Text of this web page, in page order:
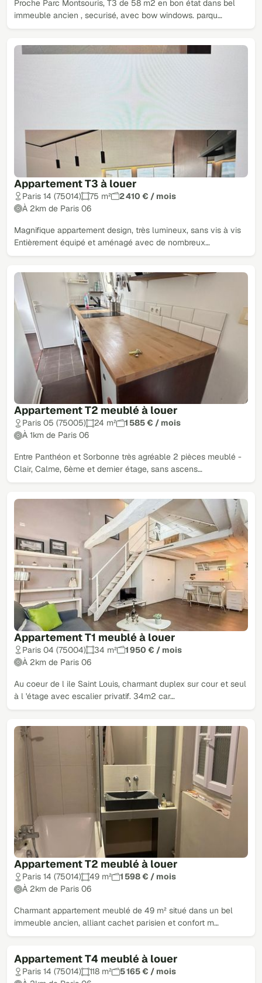
Proche Parc Montsouris, T3 de 58 m2 en bon état dans bel
immeuble ancien , securisé, avec bow windows. parqu…
Appartement T3 à louer
Paris 14 (75014) 75 m²
2 410 € / mois
À 2km de Paris 06
Magnifique appartement design, très lumineux, sans vis à vis
Entièrement équipé et aménagé avec de nombreux…
Appartement T2 meublé à louer
Paris 05 (75005) 24 m²
1 585 € / mois
À 1km de Paris 06
Entre Panthéon et Sorbonne très agréable 2 pièces meublé -
Clair, Calme, 6ème et dernier étage, sans ascens…
Appartement T1 meublé à louer
Paris 04 (75004) 34 m²
1 950 € / mois
À 2km de Paris 06
Au coeur de l ile Saint Louis, charmant duplex sur cour et seul
à l 'étage avec escalier privatif. 34m2 car…
Appartement T2 meublé à louer
Paris 14 (75014) 49 m²
1 598 € / mois
À 2km de Paris 06
Charmant appartement meublé de 49 m² situé dans un bel
immeuble ancien, alliant cachet parisien et confort m…
Appartement T4 meublé à louer
Paris 14 (75014) 118 m²
5 165 € / mois